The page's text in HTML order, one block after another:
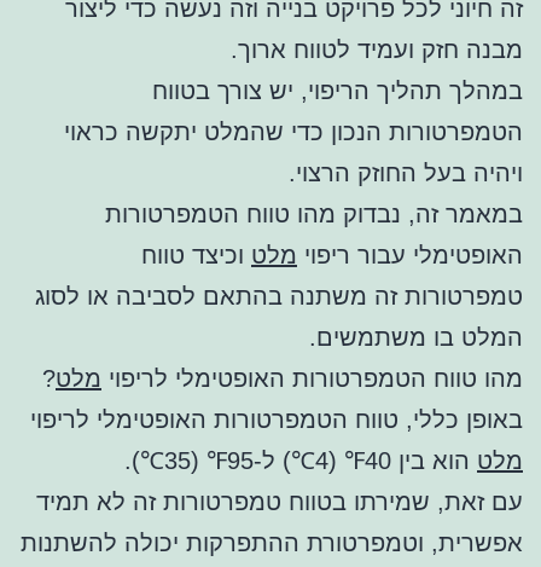
זה חיוני לכל פרויקט בנייה וזה נעשה כדי ליצור
מבנה חזק ועמיד לטווח ארוך.
במהלך תהליך הריפוי, יש צורך בטווח
הטמפרטורות הנכון כדי שהמלט יתקשה כראוי
ויהיה בעל החוזק הרצוי.
במאמר זה, נבדוק מהו טווח הטמפרטורות
האופטימלי עבור ריפוי מלט וכיצד טווח
טמפרטורות זה משתנה בהתאם לסביבה או לסוג
המלט בו משתמשים.
מהו טווח הטמפרטורות האופטימלי לריפוי מלט?
באופן כללי, טווח הטמפרטורות האופטימלי לריפוי
מלט הוא בין 40℉ (4℃) ל-95℉ (35℃).
עם זאת, שמירתו בטווח טמפרטורות זה לא תמיד
אפשרית, וטמפרטורת ההתפרקות יכולה להשתנות